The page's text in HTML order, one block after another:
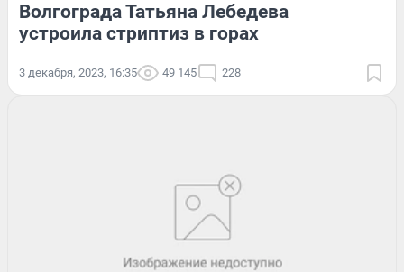
Волгограда Татьяна Лебедева
устроила стриптиз в горах
3 декабря, 2023, 16:35 49 145 228